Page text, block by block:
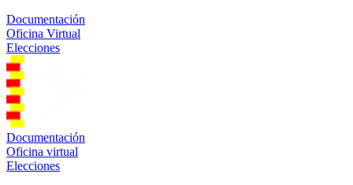
Documentación
Oficina Virtual
Elecciones
Documentación
Oficina virtual
Elecciones